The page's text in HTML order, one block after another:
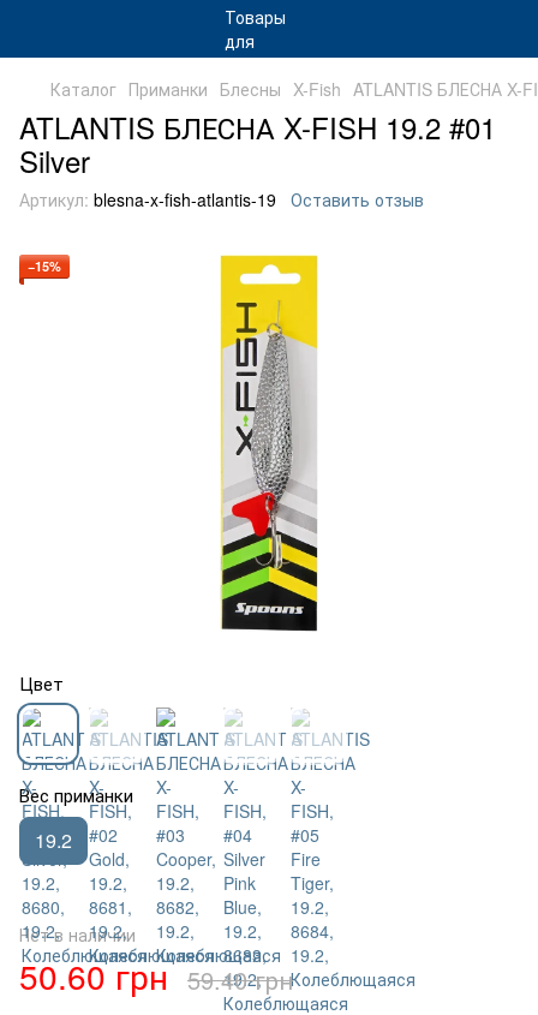
Каталог Приманки Блесны X-Fish ATLANTIS БЛЕСНА X-
ATLANTIS БЛЕСНА X-FISH 19.2 #01
Silver
Артикул: blesna-x-fish-atlantis-19 Оставить отзыв
−15%
Цвет
Вес приманки
19.2
Нет в наличии
50.60 грн 59.40 грн